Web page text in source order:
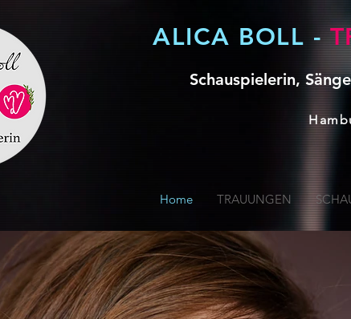
ALICA BOLL -
Schauspielerin,
Home TRAUUNGEN